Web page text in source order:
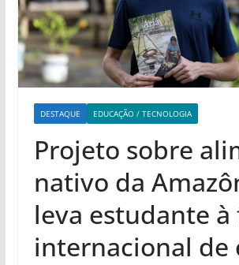
DESTAQUE EDUCAÇÃO / TECNOLOGIA
Projeto sobre
nativo da
leva estudante à
internacional de